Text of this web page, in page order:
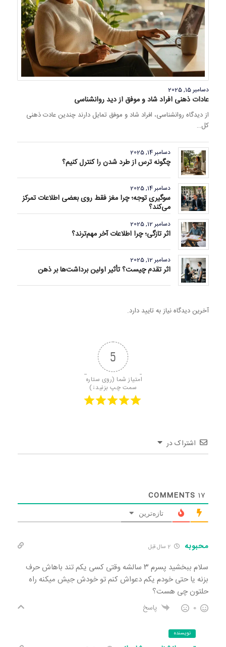
دسامبر 15, 2025
عادات ذهنی افراد شاد و موفق از دید روانشناسی
از دیدگاه روانشناسی، افراد شاد و موفق تمایل دارند چندین عادت ذهنی
کل…
دسامبر 14, 2025
چگونه ترس از طرد شدن را کنترل کنیم؟
دسامبر 14, 2025
سوگیری توجه؛ چرا مغز فقط روی بعضی اطلاعات تمرکز
می‌کند؟
دسامبر 12, 2025
اثر تازگی؛ چرا اطلاعات آخر مهم‌ترند؟
دسامبر 12, 2025
اثر تقدم چیست؟ تأثیر اولین برداشت‌ها بر ذهن
آخرین دیدگاه نیاز به تایید دارد.
5
امتیاز شما (روی ستاره
سمت چپ بزنید↓)
اشتراک در
17
تازه‌ترین
محبوبه
سلام ببخشید پسرم ۳ سالشه وقتی کسی یکم تند باهاش حرف
بزنه یا حتی خودم یکم دعواش کنم تو خودش جیش میکنه راه
حلتون چی هست؟
0 پاسخ
نویسنده